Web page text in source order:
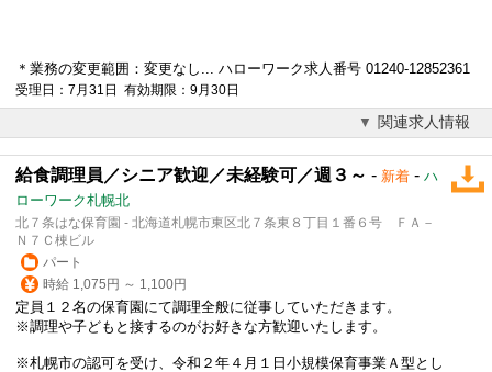
＊業務の変更範囲：変更なし... ハローワーク求人番号 01240-12852361
受理日：7月31日 有効期限：9月30日
関連求人情報
給食調理員／シニア歓迎／未経験可／週３～ - 新着 - ハ
ローワーク札幌北
北７条はな保育園 - 北海道札幌市東区北７条東８丁目１番６号 ＦＡ－
Ｎ７Ｃ棟ビル
パート
時給 1,075円 ～ 1,100円
定員１２名の保育園にて調理全般に従事していただきます。
※調理や子どもと接するのがお好きな方歓迎いたします。
※札幌市の認可を受け、令和２年４月１日小規模保育事業Ａ型とし